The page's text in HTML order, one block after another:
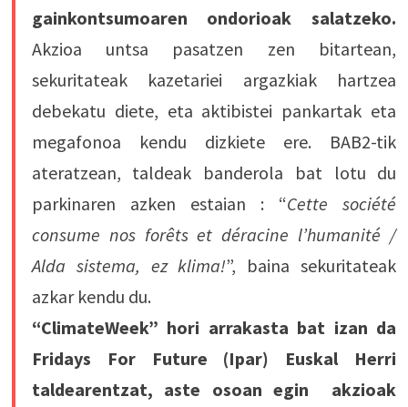
gainkontsumoaren ondorioak salatzeko.
Akzioa untsa pasatzen zen bitartean,
sekuritateak kazetariei argazkiak hartzea
debekatu diete, eta aktibistei pankartak eta
megafonoa kendu dizkiete ere. BAB2-tik
ateratzean, taldeak banderola bat lotu du
parkinaren azken estaian : “Cette société
consume nos forêts et déracine l’humanité /
Alda sistema, ez klima!”, baina sekuritateak
azkar kendu du.
“ClimateWeek” hori arrakasta bat izan da
Fridays For Future (Ipar) Euskal Herri
taldearentzat, aste osoan egin akzioak